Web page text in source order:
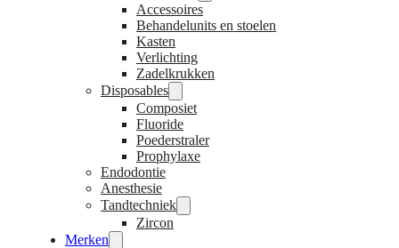
Accessoires
Behandelunits en stoelen
Kasten
Verlichting
Zadelkrukken
Disposables
Composiet
Fluoride
Poederstraler
Prophylaxe
Endodontie
Anesthesie
Tandtechniek
Zircon
Merken